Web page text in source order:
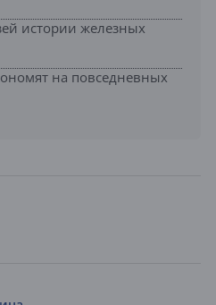
истории железных
на повседневных